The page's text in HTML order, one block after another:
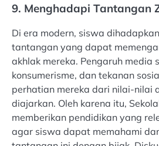
9. Menghadapi Tantangan
Di era modern, siswa
tantangan yang dapat
akhlak mereka. Pengaruh media
konsumerisme, dan tekanan
perhatian mereka dari nilai-nilai
diajarkan. Oleh karena itu,
memberikan pendidikan yang
agar siswa dapat memahami